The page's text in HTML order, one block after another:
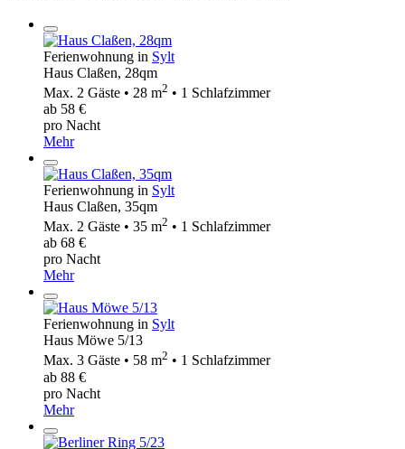
Ferienwohnung in Sylt
Haus Claßen, 28qm
Max. 2 Gäste • 28 m2 • 1 Schlafzimmer
ab 58 €
pro Nacht
Mehr
Ferienwohnung in Sylt
Haus Claßen, 35qm
Max. 2 Gäste • 35 m2 • 1 Schlafzimmer
ab 68 €
pro Nacht
Mehr
Ferienwohnung in Sylt
Haus Möwe 5/13
Max. 3 Gäste • 58 m2 • 1 Schlafzimmer
ab 88 €
pro Nacht
Mehr